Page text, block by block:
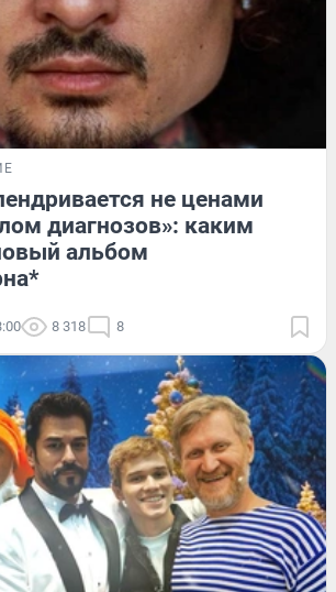
не ценами
диагнозов»: каким
альбом
8 318 8